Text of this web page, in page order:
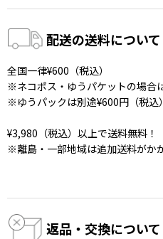
配送の送料について
全国一律¥600（税込）
※ネコポス・ゆうパケットの場合
※ゆうパックは別途¥600円（税込
¥3,980（税込）以上で送料無料！
※離島・一部地域は追加送料がか
返品・交換について